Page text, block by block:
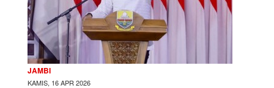
JAMBI
KAMIS, 16 APR 2026